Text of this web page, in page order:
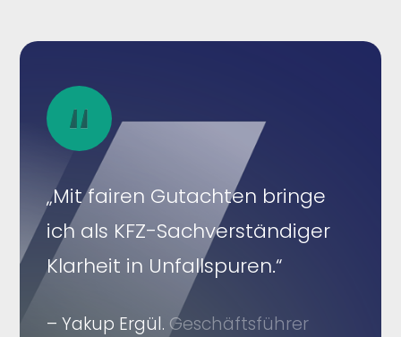
„Mit fairen Gutachten bringe
ich als KFZ-Sachverständiger
Klarheit in Unfallspuren.“
– Yakup Ergül. Geschäftsführer